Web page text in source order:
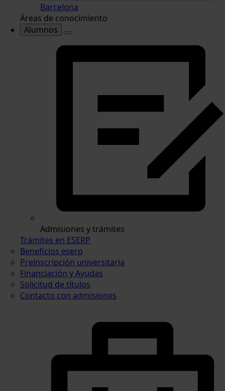
Barcelona
Áreas de conocimiento
Alumnos
Admisiones y trámites
Trámites en ESERP
Beneficios eserp
Preinscripción universitaria
Financiación y Ayudas
Solicitud de títulos
Contacto con admisiones